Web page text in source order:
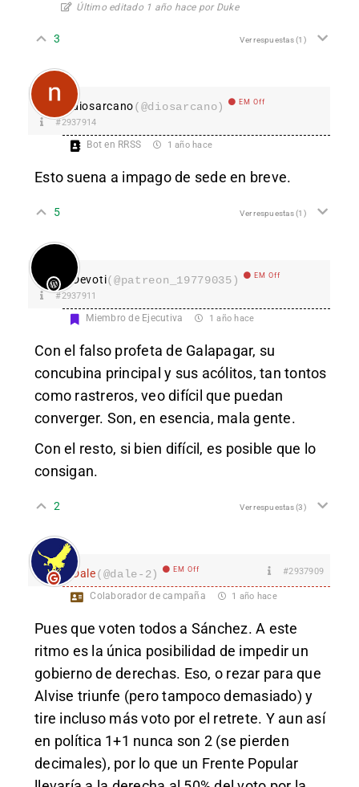
Último editado 1 año hace por Duke
3 Ver respuestas(1)
diosarcano(@diosarcano) EM Off
#2937914
Bot en RRSS 1 año hace
Esto suena a impago de sede en breve.
5 Ver respuestas(1)
Devoti(@patreon_19779035) EM Off
#2937911
Miembro de Ejecutiva 1 año hace
Con el falso profeta de Galapagar, su
concubina principal y sus acólitos, tan tontos
como rastreros, veo difícil que puedan
converger. Son, en esencia, mala gente.
Con el resto, si bien difícil, es posible que lo
consigan.
2 Ver respuestas(3)
Dale(@dale-2) EM Off #2937909
Colaborador de campaña 1 año hace
Pues que voten todos a Sánchez. A este
ritmo es la única posibilidad de impedir un
gobierno de derechas. Eso, o rezar para que
Alvise triunfe (pero tampoco demasiado) y
tire incluso más voto por el retrete. Y aun así
en política 1+1 nunca son 2 (se pierden
decimales), por lo que un Frente Popular